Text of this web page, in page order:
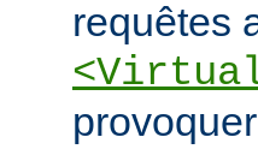
requêtes